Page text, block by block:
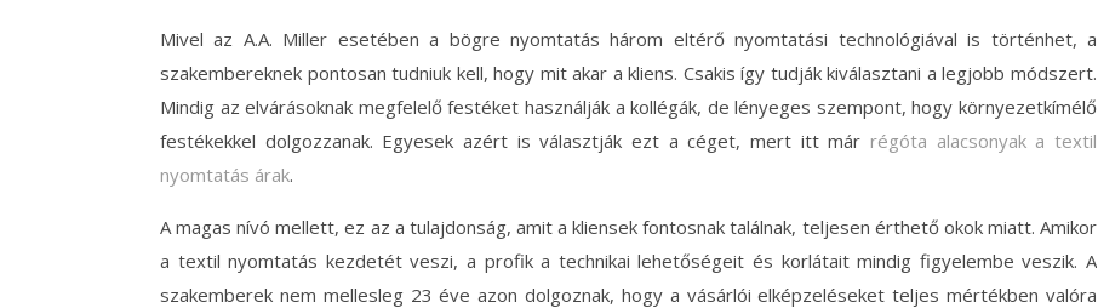
Mivel az A.A. Miller esetében a bögre nyomtatás három eltérő nyomtatási technológiával is történhet, a
szakembereknek pontosan tudniuk kell, hogy mit akar a kliens. Csakis így tudják kiválasztani a legjobb módszert.
Mindig az elvárásoknak megfelelő festéket használják a kollégák, de lényeges szempont, hogy környezetkímélő
festékekkel dolgozzanak. Egyesek azért is választják ezt a céget, mert itt már régóta alacsonyak a textil
nyomtatás árak.
A magas nívó mellett, ez az a tulajdonság, amit a kliensek fontosnak találnak, teljesen érthető okok miatt. Amikor
a textil nyomtatás kezdetét veszi, a profik a technikai lehetőségeit és korlátait mindig figyelembe veszik. A
szakemberek nem mellesleg 23 éve azon dolgoznak, hogy a vásárlói elképzeléseket teljes mértékben valóra